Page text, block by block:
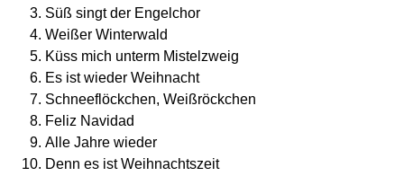
Süß singt der Engelchor
Weißer Winterwald
Küss mich unterm Mistelzweig
Es ist wieder Weihnacht
Schneeflöckchen, Weißröckchen
Feliz Navidad
Alle Jahre wieder
Denn es ist Weihnachtszeit